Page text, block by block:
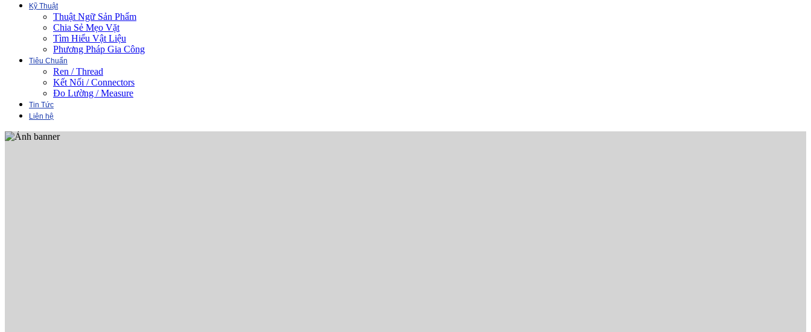
Kỹ Thuật
Thuật Ngữ Sản Phẩm
Chia Sẻ Mẹo Vặt
Tìm Hiểu Vật Liệu
Phương Pháp Gia Công
Tiêu Chuẩn
Ren / Thread
Kết Nối / Connectors
Đo Lường / Measure
Tin Tức
Liên hệ